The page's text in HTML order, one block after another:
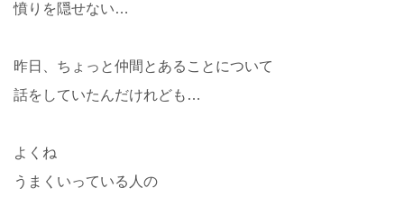
憤りを隠せない…
昨日、ちょっと仲間とあることについて
話をしていたんだけれども…
よくね
うまくいっている人の